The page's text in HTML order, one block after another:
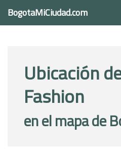
BogotaMiCiudad.com
Ubicación
Fashion
en el mapa de